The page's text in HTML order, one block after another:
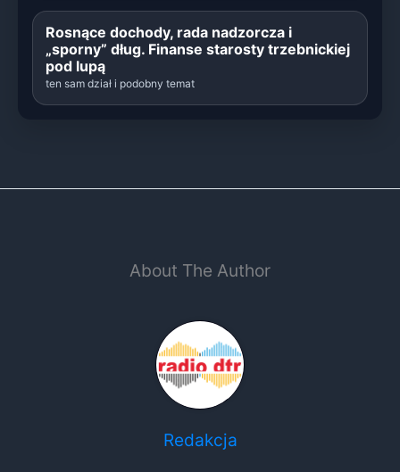
Rosnące dochody, rada nadzorcza i
„sporny” dług. Finanse starosty trzebnickiej
pod lupą
ten sam dział i podobny temat
About The Author
Redakcja